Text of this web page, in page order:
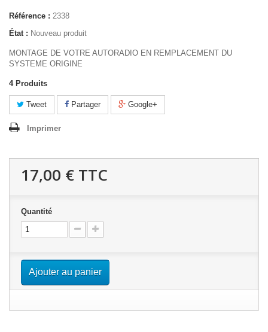
Référence : 2338
État : Nouveau produit
MONTAGE DE VOTRE AUTORADIO EN REMPLACEMENT DU
SYSTEME ORIGINE
4 Produits
Tweet Partager Google+
Imprimer
17,00 € TTC
Quantité
Ajouter au panier